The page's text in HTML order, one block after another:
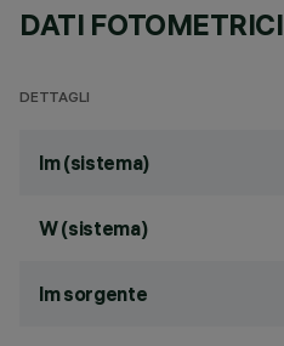
DATI FOTOMETRICI
DETTAGLI
lm (sistema)
W (sistema)
lm sorgente